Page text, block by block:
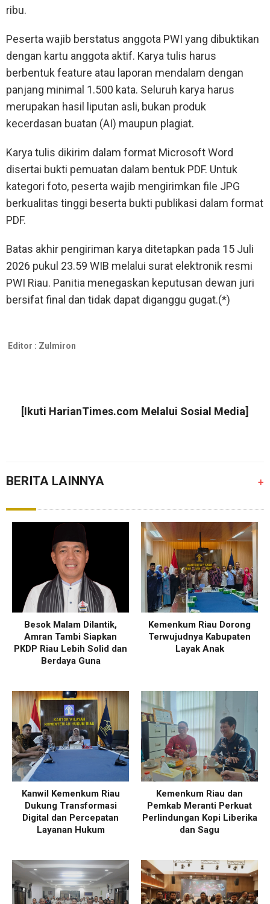
ribu.
Peserta wajib berstatus anggota PWI yang dibuktikan
dengan kartu anggota aktif. Karya tulis harus
berbentuk feature atau laporan mendalam dengan
panjang minimal 1.500 kata. Seluruh karya harus
merupakan hasil liputan asli, bukan produk
kecerdasan buatan (AI) maupun plagiat.
Karya tulis dikirim dalam format Microsoft Word
disertai bukti pemuatan dalam bentuk PDF. Untuk
kategori foto, peserta wajib mengirimkan file JPG
berkualitas tinggi beserta bukti publikasi dalam format
PDF.
Batas akhir pengiriman karya ditetapkan pada 15 Juli
2026 pukul 23.59 WIB melalui surat elektronik resmi
PWI Riau. Panitia menegaskan keputusan dewan juri
bersifat final dan tidak dapat diganggu gugat.(*)
Editor : Zulmiron
[Ikuti HarianTimes.com Melalui Sosial Media]
BERITA LAINNYA +
Besok Malam Dilantik,
Amran Tambi Siapkan
PKDP Riau Lebih Solid dan
Berdaya Guna
Kemenkum Riau Dorong
Terwujudnya Kabupaten
Layak Anak
Kanwil Kemenkum Riau
Dukung Transformasi
Digital dan Percepatan
Layanan Hukum
Kemenkum Riau dan
Pemkab Meranti Perkuat
Perlindungan Kopi Liberika
dan Sagu